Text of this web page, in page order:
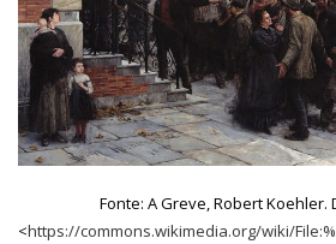
Fonte: A Greve, Robert Koehler.
<https://commons.wikimedia.org/wiki/